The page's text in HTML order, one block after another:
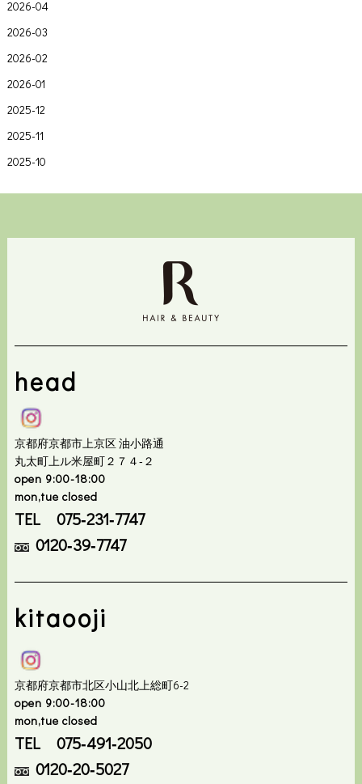
2026-04
2026-03
2026-02
2026-01
2025-12
2025-11
2025-10
head
京都府京都市上京区 油小路通
丸太町上ル米屋町２７４‐２
open 9:00-18:00
mon,tue closed
TEL 075‐231‐7747
0120‐39‐7747
kitaooji
京都府京都市北区小山北上総町6-2
open 9:00-18:00
mon,tue closed
TEL 075‐491‐2050
0120‐20‐5027